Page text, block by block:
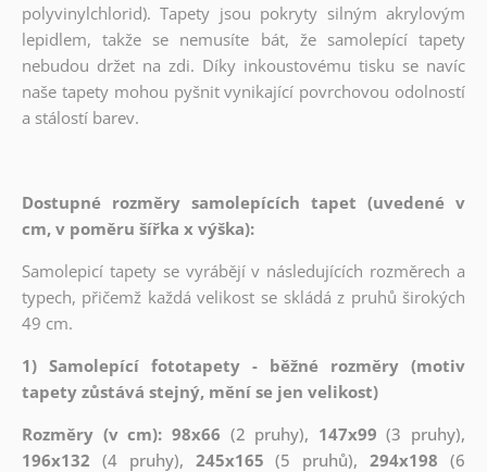
polyvinylchlorid). Tapety jsou pokryty silným akrylovým
lepidlem, takže se nemusíte bát, že samolepící tapety
nebudou držet na zdi. Díky inkoustovému tisku se navíc
naše tapety mohou pyšnit vynikající povrchovou odolností
a stálostí barev.
Dostupné rozměry samolepících tapet (uvedené v
cm, v poměru šířka x výška):
Samolepicí tapety se vyrábějí v následujících rozměrech a
typech, přičemž každá velikost se skládá z pruhů širokých
49 cm.
1) Samolepící fototapety - běžné rozměry (motiv
tapety zůstává stejný, mění se jen velikost)
Rozměry (v cm): 98x66 (2 pruhy), 147x99 (3 pruhy),
196x132 (4 pruhy), 245x165 (5 pruhů),294x198 (6